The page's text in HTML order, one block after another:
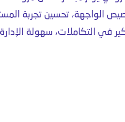
الواجهة، تحسين تجربة
في التكاملات، سهولة